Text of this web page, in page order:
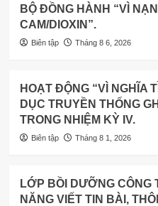
BỘ ĐỒNG HÀNH “VÌ
CAM/DIOXIN”.
Biên tập Tháng 8 6, 2026
HOẠT ĐỘNG “VÌ NGHĨA
DỤC TRUYỀN THỐNG
TRONG NHIỆM KỲ IV.
Biên tập Tháng 8 1, 2026
LỚP BỒI DƯỠNG CÔNG
NĂNG VIẾT TIN BÀI,